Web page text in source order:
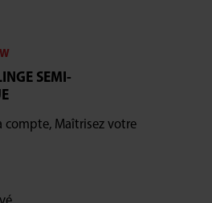
SEMI-
compte, Maîtrisez votre